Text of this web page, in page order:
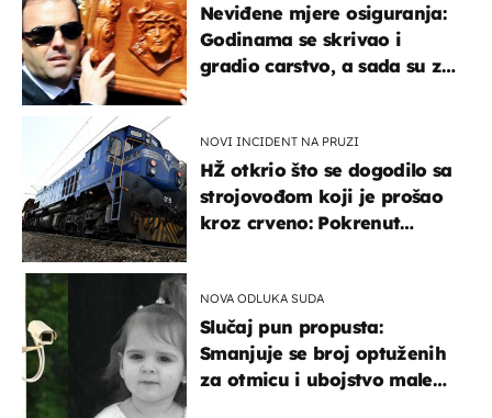
Neviđene mjere osiguranja:
Godinama se skrivao i
gradio carstvo, a sada su za
NOVI INCIDENT NA PRUZI
HŽ otkrio što se dogodilo sa
strojovođom koji je prošao
kroz crveno: Pokrenut
NOVA ODLUKA SUDA
Slučaj pun propusta:
Smanjuje se broj optuženih
za otmicu i ubojstvo male